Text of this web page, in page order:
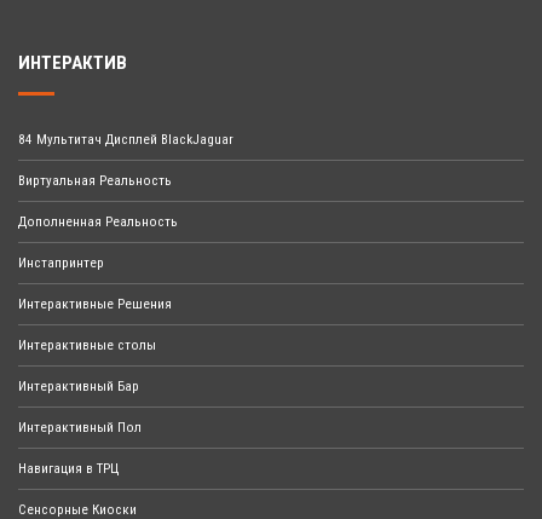
ИНТЕРАКТИВ
84 Мультитач Дисплей BlackJaguar
Виртуальная Реальность
Дополненная Реальность
Инстапринтер
Интерактивные Решения
Интерактивные столы
Интерактивный Бар
Интерактивный Пол
Навигация в ТРЦ
Сенсорные Киоски